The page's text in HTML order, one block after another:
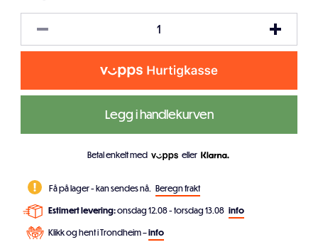
Legg i handlekurven
Betal enkelt med eller
Få på lager - kan sendes nå. Beregn frakt
Estimert levering:onsdag 12.08 - torsdag 13.08 info
Klikk og hent i Trondheim –info